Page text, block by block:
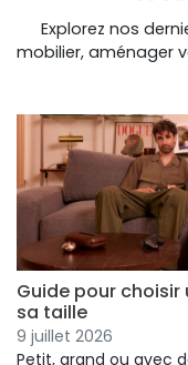
Explorez nos
mobilier, aménager
Guide pour
sa taille
9 juillet 2026
Petit, grand ou avec